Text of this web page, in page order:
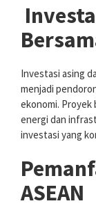
Investasi asing
menjadi
ekonomi. Proyek
energi dan
investasi yang
ASEAN